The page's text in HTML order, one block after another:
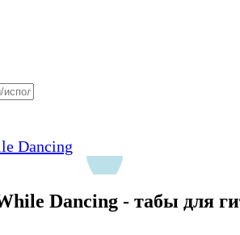
Dancing
Dancing - табы для